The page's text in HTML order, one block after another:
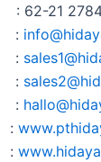
21 2784
:
:
:
:
:
: